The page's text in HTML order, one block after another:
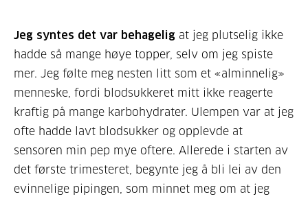
Jeg syntes det var behagelig at jeg plutselig ikke
hadde så mange høye topper, selv om jeg spiste
mer. Jeg følte meg nesten litt som et «alminnelig»
menneske, fordi blodsukkeret mitt ikke reagerte
kraftig på mange karbohydrater. Ulempen var at jeg
ofte hadde lavt blodsukker og opplevde at
sensoren min pep mye oftere. Allerede i starten av
det første trimesteret, begynte jeg å bli lei av den
evinnelige pipingen, som minnet meg om at jeg